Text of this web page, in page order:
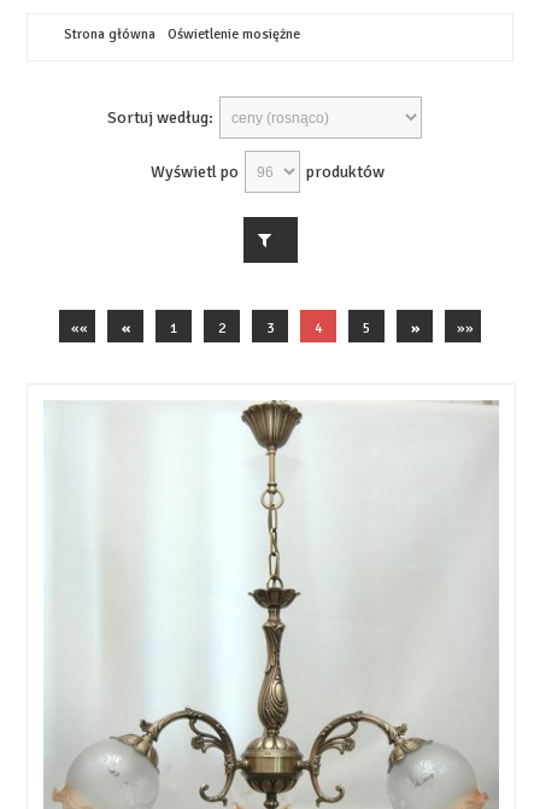
Strona główna Oświetlenie mosiężne
Sortuj według:
Wyświetl po produktów
«« « 1 2 3 4 5 » »»